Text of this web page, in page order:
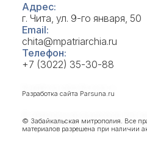
Адрес:
г. Чита, ул. 9-го января, 50
Email:
chita@mpatriarchia.ru
Телефон:
+7 (3022) 35-30-88
Разработка сайта Parsuna.ru
© Забайкальская митрополия. Все
материалов разрешена при наличии